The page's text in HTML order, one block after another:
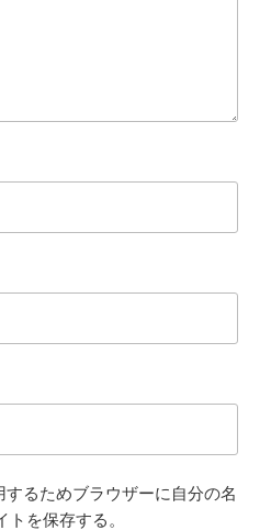
るためブラウザーに自分の名
を保存する。